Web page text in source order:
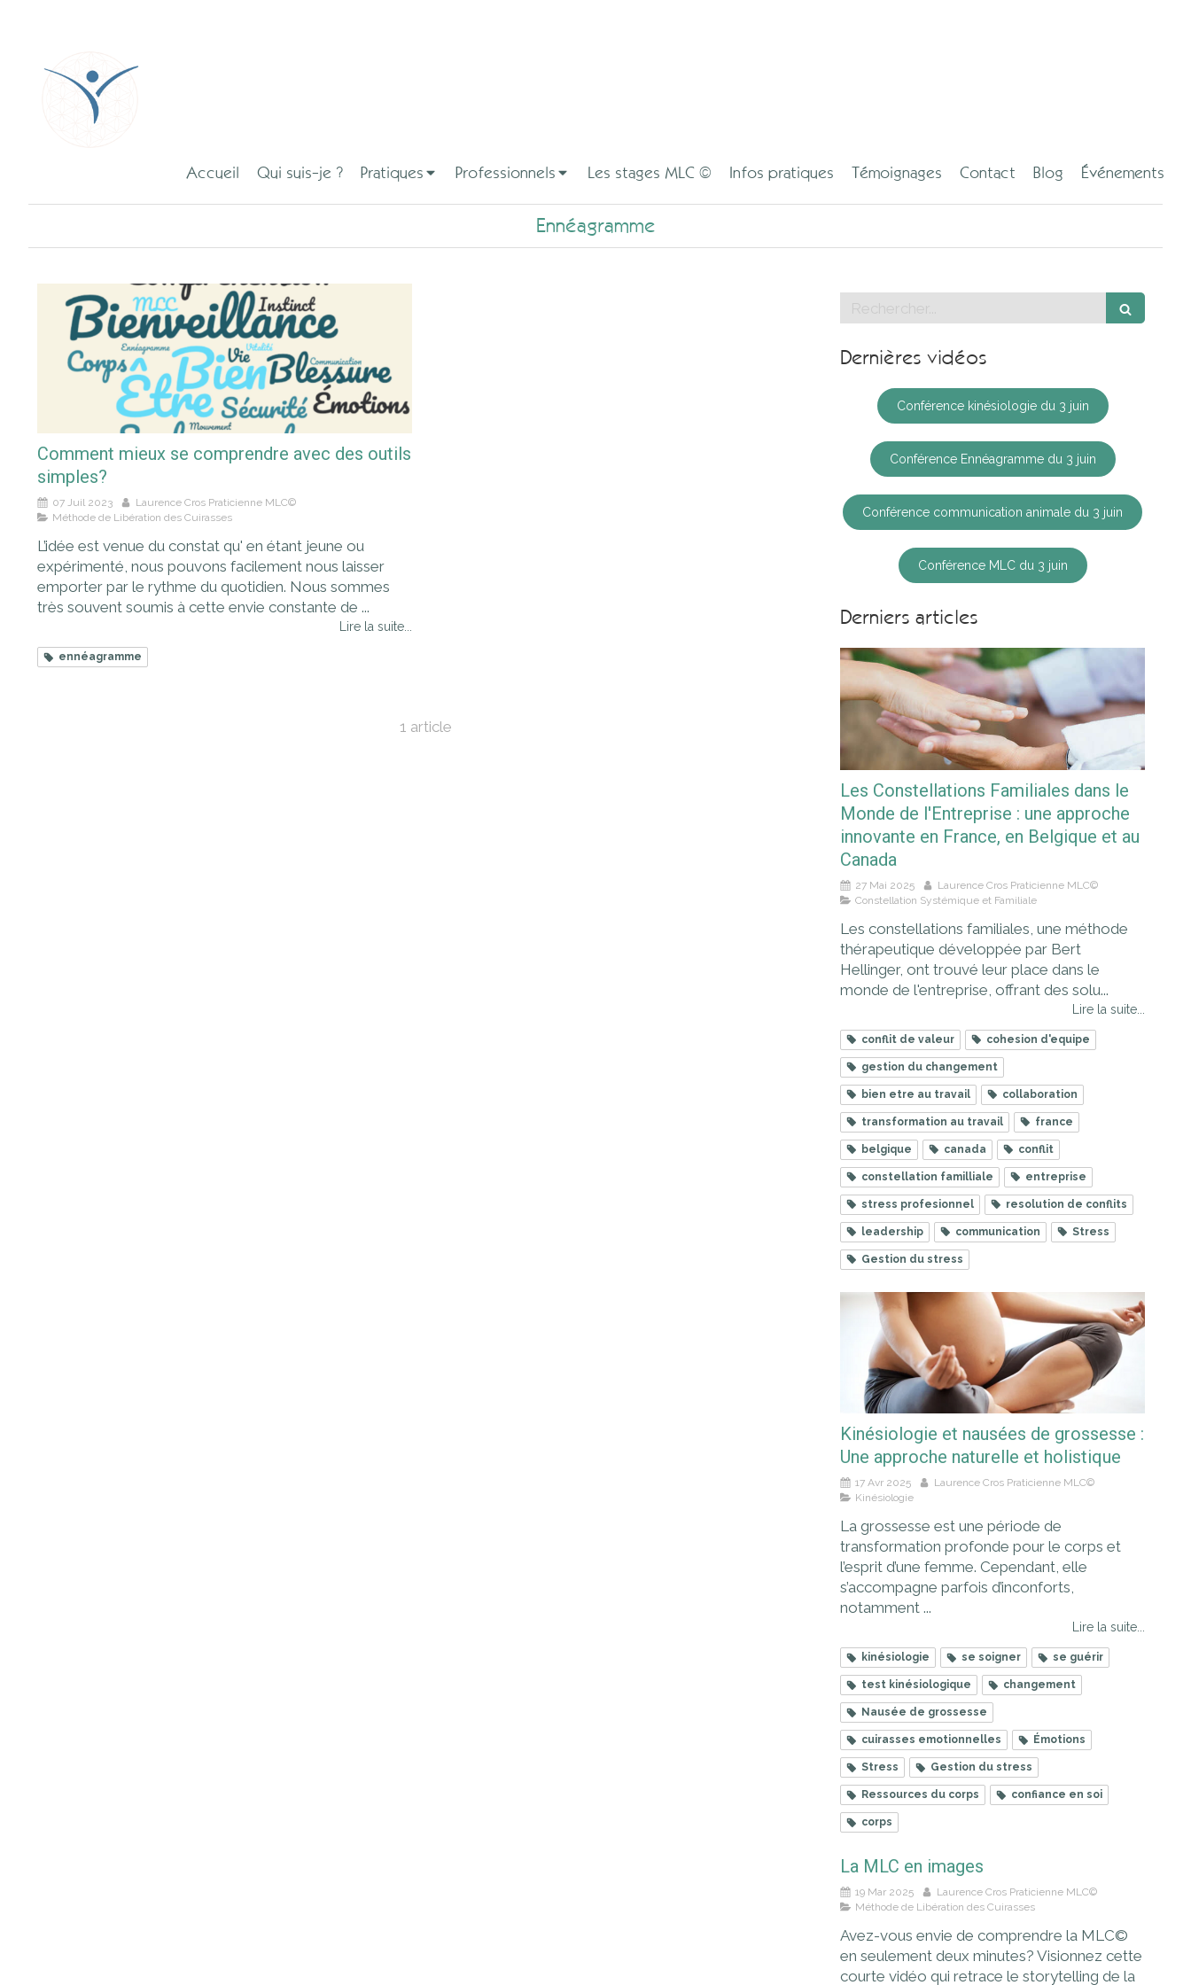
Accueil Qui suis-je ? Pratiques Professionnels Les stages MLC © Infos pratiques Témoignages Contact Blog Événements
Ennéagramme
Comment mieux se comprendre avec des outils
simples?
07 Juil 2023
Laurence Cros Praticienne MLC©
Méthode de Libération des Cuirasses
L’idée est venue du constat qu' en étant jeune ou
expérimenté, nous pouvons facilement nous laisser
emporter par le rythme du quotidien. Nous sommes
très souvent soumis à cette envie constante de ...
Lire la suite...
ennéagramme
1 article
Dernières vidéos
Conférence kinésiologie du 3 juin
Conférence Ennéagramme du 3 juin
Conférence communication animale du 3 juin
Conférence MLC du 3 juin
Derniers articles
Les Constellations Familiales dans le
Monde de l'Entreprise : une approche
innovante en France, en Belgique et au
Canada
27 Mai 2025
Laurence Cros Praticienne MLC©
Constellation Systémique et Familiale
Les constellations familiales, une méthode
thérapeutique développée par Bert
Hellinger, ont trouvé leur place dans le
monde de l'entreprise, offrant des solu...
Lire la suite...
conflit de valeur cohesion d'equipe
gestion du changement
bien etre au travail collaboration
transformation au travail france
belgique canada conflit
constellation familliale entreprise
stress profesionnel resolution de conflits
leadership communication Stress
Gestion du stress
Kinésiologie et nausées de grossesse :
Une approche naturelle et holistique
17 Avr 2025
Laurence Cros Praticienne MLC©
Kinésiologie
La grossesse est une période de
transformation profonde pour le corps et
l’esprit d’une femme. Cependant, elle
s’accompagne parfois d’inconforts,
notamment ...
Lire la suite...
kinésiologie se soigner se guérir
test kinésiologique changement
Nausée de grossesse
cuirasses emotionnelles Émotions
Stress Gestion du stress
Ressources du corps confiance en soi
corps
La MLC en images
19 Mar 2025
Laurence Cros Praticienne MLC©
Méthode de Libération des Cuirasses
Avez-vous envie de comprendre la MLC©
en seulement deux minutes? Visionnez cette
courte vidéo qui retrace le storytelling de la